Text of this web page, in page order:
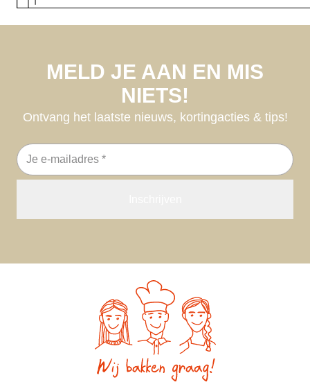
MELD JE AAN EN MIS
NIETS!
Ontvang het laatste nieuws, kortingacties & tips!
E-
mailadres